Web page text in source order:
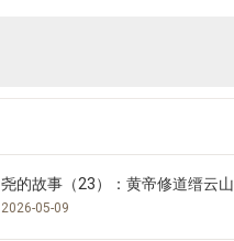
尧的故事（23）：黄帝修道缙云山
2026-05-09